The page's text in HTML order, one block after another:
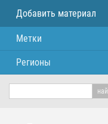
Добавить материал
Метки
Регионы